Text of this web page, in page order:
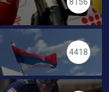
4418